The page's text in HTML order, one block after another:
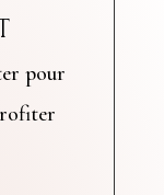
pour